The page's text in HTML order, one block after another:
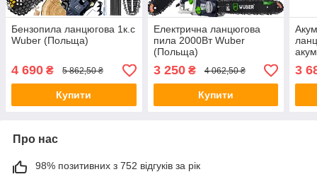
Бензопила ланцюгова 1к.с
Wuber (Польща)
4 690 ₴ 5 862,50 ₴
Купити
Електрична ланцюгова
пила 2000Вт Wuber
(Польща)
3 250₴ 4 062,50 ₴
Купити
3
Про нас
98% позитивних з 752 відгуків за рік